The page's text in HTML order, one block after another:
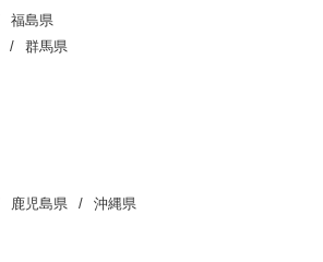
福島県
群馬県
鹿児島県 沖縄県